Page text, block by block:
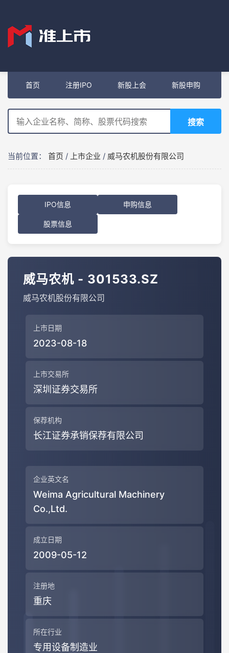
首页 注册IPO 新股上会 新股申购
搜索
当前位置： 首页 / 上市企业 / 威马农机股份有限公司
IPO信息 申购信息
股票信息
威马农机 - 301533.SZ
威马农机股份有限公司
上市日期
2023-08-18
上市交易所
深圳证券交易所
保荐机构
长江证券承销保荐有限公司
企业英文名
Weima Agricultural Machinery
Co.,Ltd.
成立日期
2009-05-12
注册地
重庆
所在行业
专用设备制造业